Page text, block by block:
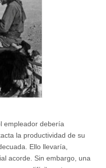
empleador debería
la productividad de su
Ello llevaría,
acorde. Sin embargo, una